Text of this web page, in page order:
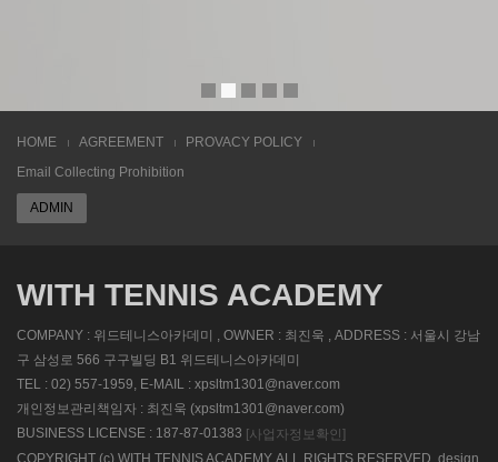
HOME AGREEMENT
PROVACY POLICY
Email Collecting Prohibition
ADMIN
WITH TENNIS ACADEMY
COMPANY : 위드테니스아카데미 , OWNER : 최진욱 , ADDRESS : 서울시 강남
구 삼성로 566 구구빌딩 B1 위드테니스아카데미
TEL : 02) 557-1959, E-MAIL : xpsltm1301@naver.com
개인정보관리책임자 : 최진욱 (xpsltm1301@naver.com)
BUSINESS LICENSE : 187-87-01383 [사업자정보확인]
COPYRIGHT (c) WITH TENNIS ACADEMY, ALL RIGHTS RESERVED. design